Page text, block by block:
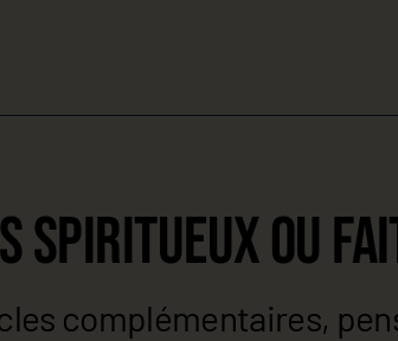
SPIRITUEUX OU
complémentaires,